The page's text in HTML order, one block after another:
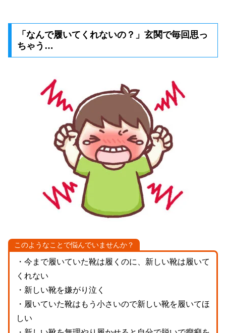
「なんで履いてくれないの？」玄関で毎回思っ
ちゃう…
このようなことで悩んでいませんか？
・今まで履いていた靴は履くのに、新しい靴は履いて
くれない
・新しい靴を嫌がり泣く
・履いていた靴はもう小さいので新しい靴を履いてほ
しい